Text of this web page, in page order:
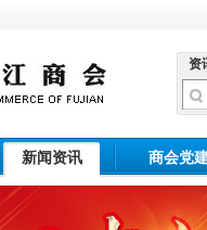
资
新闻资讯 商会党